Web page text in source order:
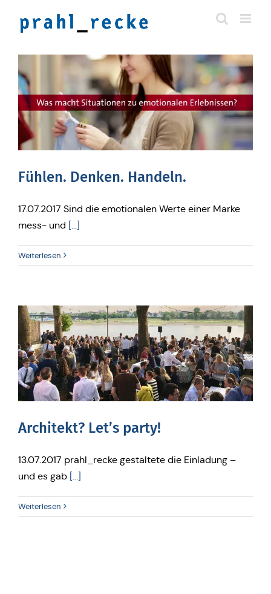
Inhalt
Fühlen. Denken. Handeln.
17.07.2017 Sind die emotionalen Werte einer Marke
mess- und [...]
Weiterlesen
Archi­tekt? Let’s party!
13.07.2017 prahl_recke gestaltete die Einladung –
und es gab [...]
Weiterlesen